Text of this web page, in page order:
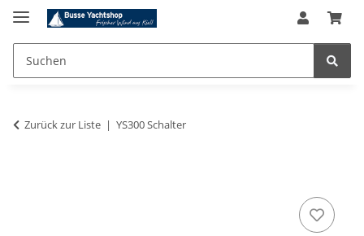
Zurück zur Liste YS300 Schalter